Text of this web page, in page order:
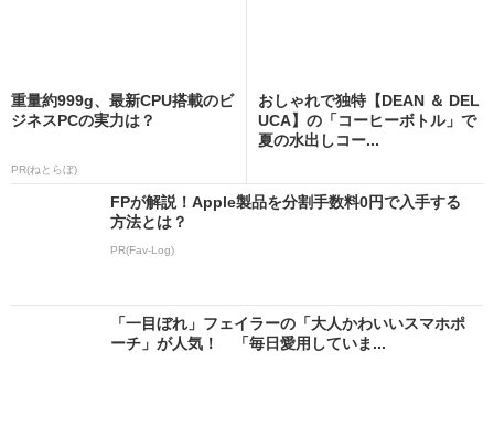
重量約999g、最新CPU搭載のビ
ジネスPCの実力は？
PR(ねとらぼ)
おしゃれで独特【DEAN ＆ DEL
UCA】の「コーヒーボトル」で
夏の水出しコー...
FPが解説！Apple製品を分割手数料0円で入手する
方法とは？
PR(Fav-Log)
「一目ぼれ」フェイラーの「大人かわいいスマホポ
ーチ」が人気！ 「毎日愛用していま...